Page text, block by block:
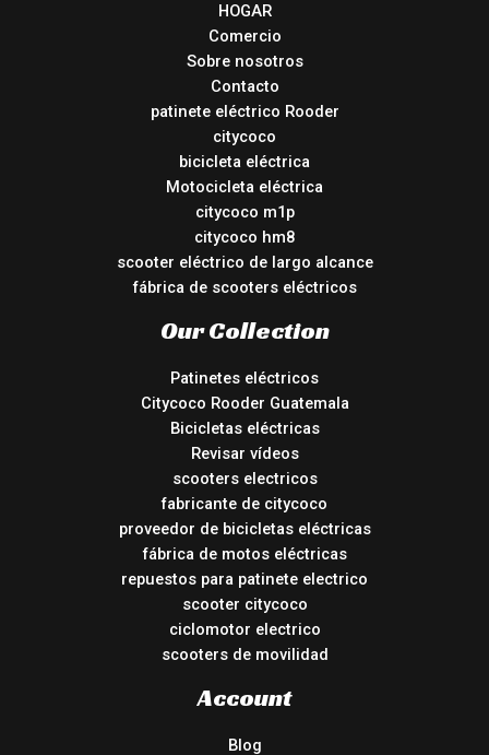
HOGAR
Comercio
Sobre nosotros
Contacto
patinete eléctrico Rooder
citycoco
bicicleta eléctrica
Motocicleta eléctrica
citycoco m1p
citycoco hm8
scooter eléctrico de largo alcance
fábrica de scooters eléctricos
Our Collection
Patinetes eléctricos
Citycoco Rooder Guatemala
Bicicletas eléctricas
Revisar vídeos
scooters electricos
fabricante de citycoco
proveedor de bicicletas eléctricas
fábrica de motos eléctricas
repuestos para patinete electrico
scooter citycoco
ciclomotor electrico
scooters de movilidad
Account
Blog